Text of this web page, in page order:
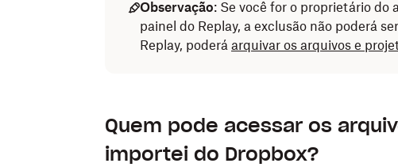
Observação: Se você for o proprietário do
painel do Replay, a exclusão não poderá
Replay, poderá arquivar os arquivos e
Quem pode acessar os
importei do Dropbox?